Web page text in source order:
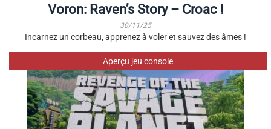
Voron: Raven’s Story – Croac !
30/11/25
Incarnez un corbeau, apprenez à voler et sauvez des âmes !
Aperçu jeu console